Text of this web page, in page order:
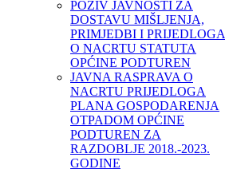
POZIV JAVNOSTI ZA
DOSTAVU MIŠLJENJA,
PRIMJEDBI I PRIJEDLOGA
O NACRTU STATUTA
OPĆINE PODTUREN
JAVNA RASPRAVA O
NACRTU PRIJEDLOGA
PLANA GOSPODARENJA
OTPADOM OPĆINE
PODTUREN ZA
RAZDOBLJE 2018.-2023.
GODINE